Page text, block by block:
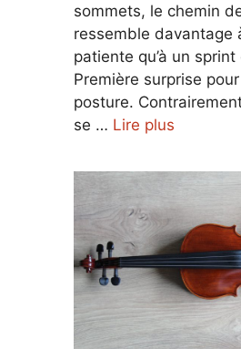
sommets, le chemin
ressemble davantage
patiente qu’à un
Première surprise
posture.
se … Lire plus